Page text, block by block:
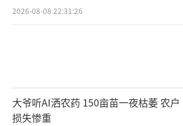
2026-08-08 22:31:26
大爷听AI洒农药 150亩苗一夜枯萎 农户
损失惨重